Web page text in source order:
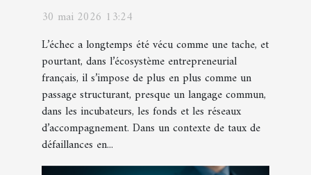
30 mai 2026 13:24
L’échec a longtemps été vécu comme une tache, et
pourtant, dans l’écosystème entrepreneurial
français, il s’impose de plus en plus comme un
passage structurant, presque un langage commun,
dans les incubateurs, les fonds et les réseaux
d’accompagnement. Dans un contexte de taux de
défaillances en...